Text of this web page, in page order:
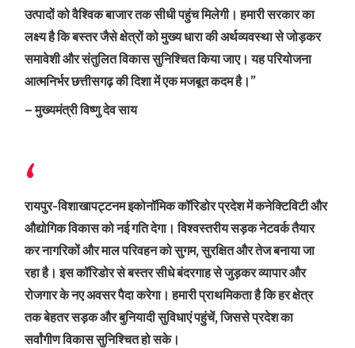
उत्पादों को वैश्विक बाजार तक सीधी पहुंच मिलेगी। हमारी सरकार का
लक्ष्य है कि बस्तर जैसे क्षेत्रों को मुख्य धारा की अर्थव्यवस्था से जोड़कर
समावेशी और संतुलित विकास सुनिश्चित किया जाए। यह परियोजना
आत्मनिर्भर छत्तीसगढ़ की दिशा में एक मजबूत कदम है।”
– मुख्यमंत्री विष्णु देव साय
रायपुर-विशाखापट्टनम इकोनॉमिक कॉरिडोर प्रदेश में कनेक्टिविटी और
औद्योगिक विकास को नई गति देगा। विश्वस्तरीय सड़क नेटवर्क तैयार
कर नागरिकों और माल परिवहन को सुगम, सुरक्षित और तेज बनाया जा
रहा है। इस कॉरिडोर से बस्तर सीधे बंदरगाह से जुड़कर व्यापार और
रोजगार के नए अवसर पैदा करेगा। हमारी प्राथमिकता है कि हर क्षेत्र
तक बेहतर सड़क और बुनियादी सुविधाएं पहुंचें, जिससे प्रदेश का
सर्वांगीण विकास सुनिश्चित हो सके।